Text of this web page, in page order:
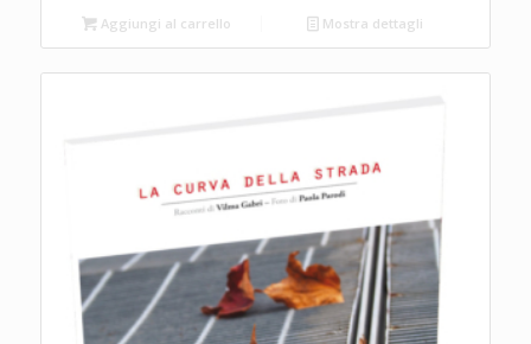
Aggiungi al carrello Mostra dettagli